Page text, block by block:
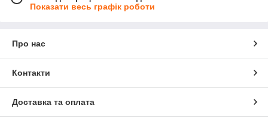
Показати весь графік роботи
Про нас
Контакти
Доставка та оплата